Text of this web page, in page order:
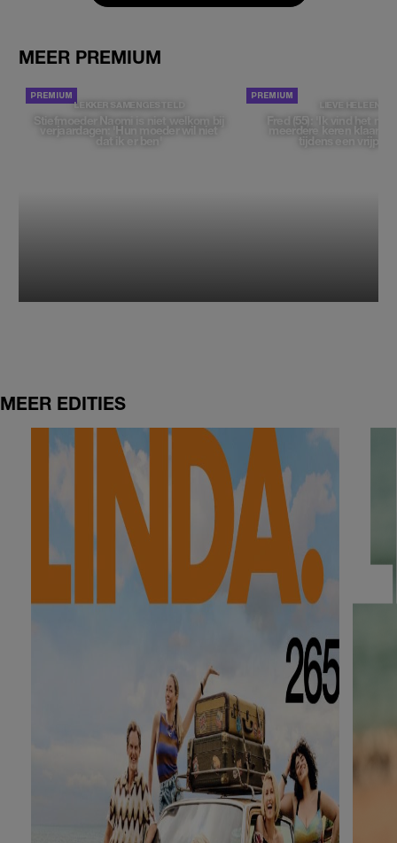
MEER PREMIUM
LEKKER SAMENGESTELD
Stiefmoeder Naomi is niet welkom bij
verjaardagen: 'Hun moeder wil niet
dat ik er ben'
LIEVE HELEEN
Fred (55): 'Ik vind het
meerdere keren klaar te
tijdens een
MEER EDITIES